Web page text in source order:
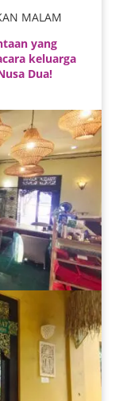
MALAM
yang
keluarga
Dua!